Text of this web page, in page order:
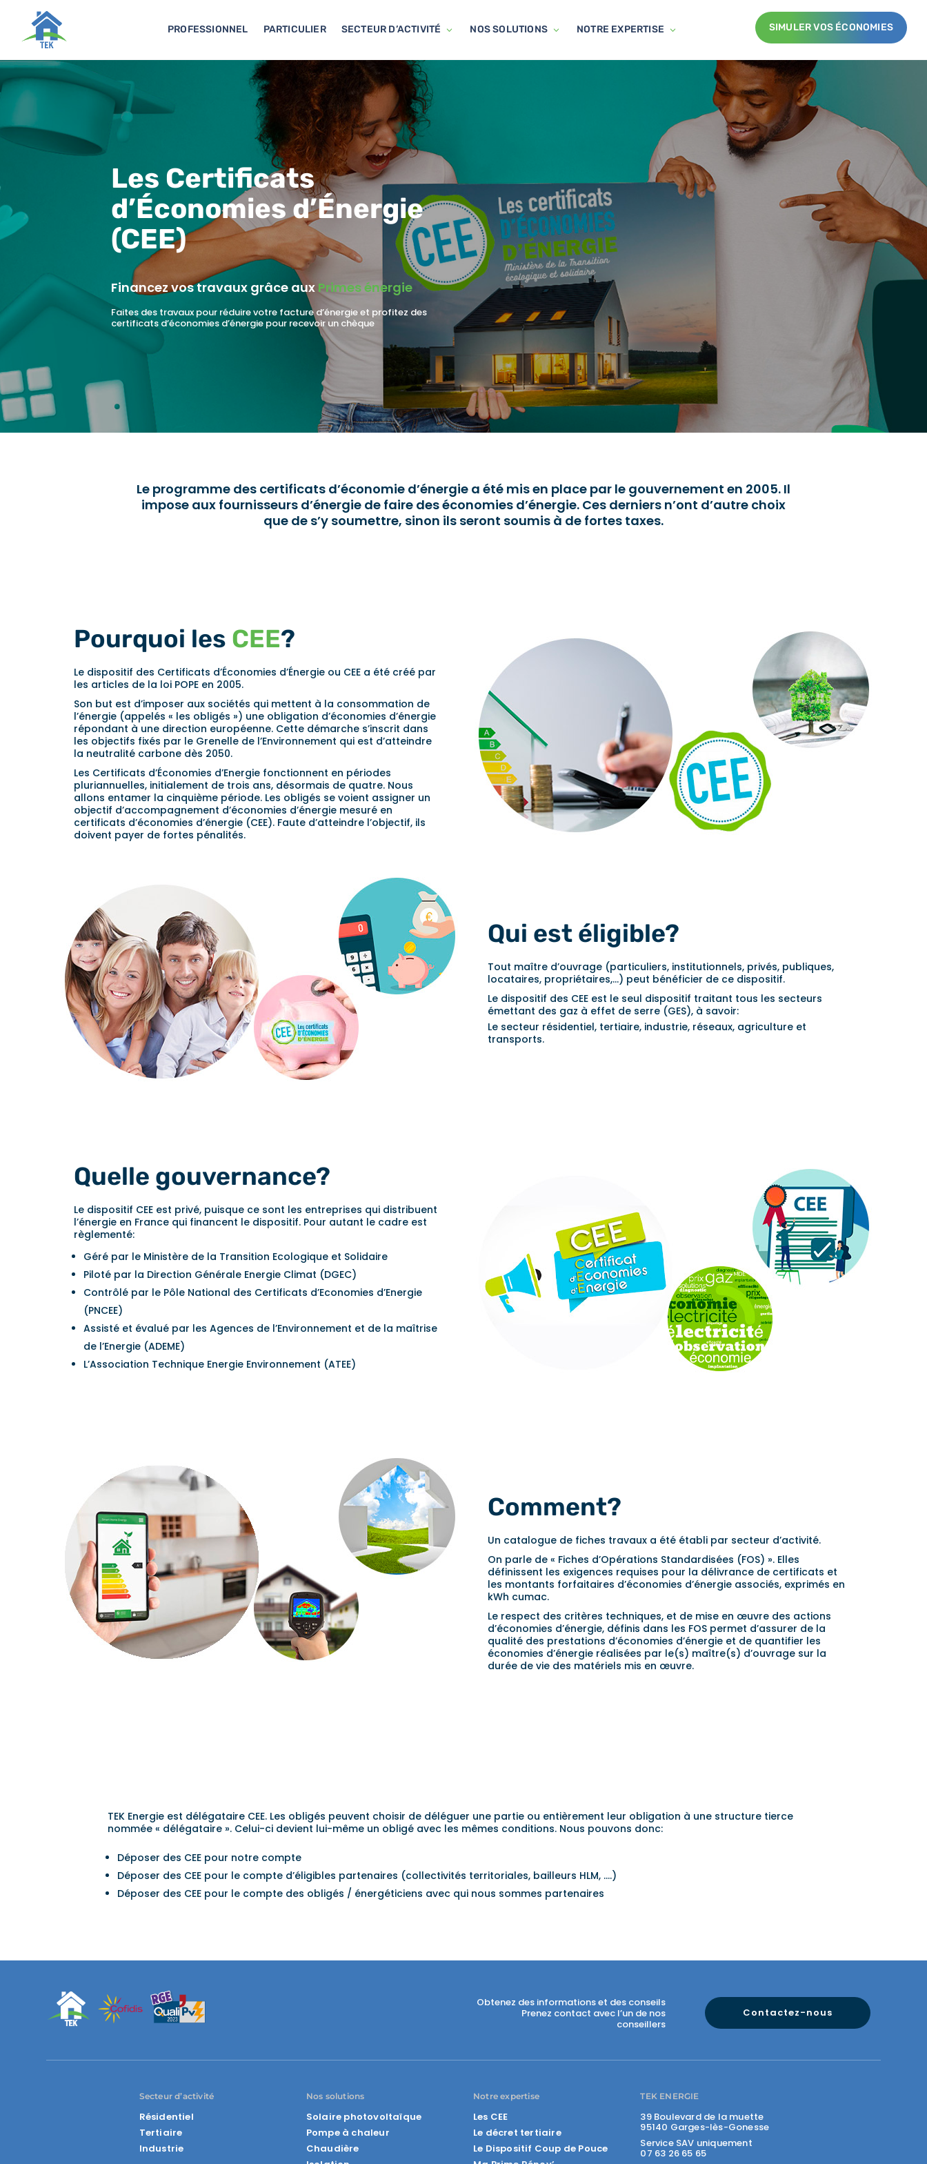
PROFESSIONNEL PARTICULIER SECTEUR D’ACTIVITÉ NOS SOLUTIONS NOTRE EXPERTISE SIMULER VOS ÉCONOMIES
Les Certificats
d’Économies d’Énergie
(CEE)
Financez vos travaux grâce aux Primes énergie
Faites des travaux pour réduire votre facture d’énergie et profitez des
certificats d’économies d’énergie pour recevoir un chèque
Le programme des certificats d’économie d’énergie a été mis en place par le gouvernement en 2005. Il
impose aux fournisseurs d’énergie de faire des économies d’énergie. Ces derniers n’ont d’autre choix
que de s’y soumettre, sinon ils seront soumis à de fortes taxes.
Pourquoi les CEE?
Le dispositif des Certificats d’Économies d’Énergie ou CEE a été créé par
les articles de la loi POPE en 2005.
Son but est d’imposer aux sociétés qui mettent à la consommation de
l’énergie (appelés « les obligés ») une obligation d’économies d’énergie
répondant à une direction européenne. Cette démarche s’inscrit dans
les objectifs fixés par le Grenelle de l’Environnement qui est d’atteindre
la neutralité carbone dès 2050.
Les Certificats d’Économies d’Energie fonctionnent en périodes
pluriannuelles, initialement de trois ans, désormais de quatre. Nous
allons entamer la cinquième période. Les obligés se voient assigner un
objectif d’accompagnement d’économies d’énergie mesuré en
certificats d’économies d’énergie (CEE). Faute d’atteindre l’objectif, ils
doivent payer de fortes pénalités.
Qui est éligible?
Tout maître d’ouvrage (particuliers, institutionnels, privés, publiques,
locataires, propriétaires,…) peut bénéficier de ce dispositif.
Le dispositif des CEE est le seul dispositif traitant tous les secteurs
émettant des gaz à effet de serre (GES), à savoir:
Le secteur résidentiel, tertiaire, industrie, réseaux, agriculture et
transports.
Quelle gouvernance?
Le dispositif CEE est privé, puisque ce sont les entreprises qui distribuent
l’énergie en France qui financent le dispositif. Pour autant le cadre est
règlementé:
Géré par le Ministère de la Transition Ecologique et Solidaire
Piloté par la Direction Générale Energie Climat (DGEC)
Contrôlé par le Pôle National des Certificats d’Economies d’Energie
(PNCEE)
Assisté et évalué par les Agences de l’Environnement et de la maîtrise
de l’Energie (ADEME)
L’Association Technique Energie Environnement (ATEE)
Comment?
Un catalogue de fiches travaux a été établi par secteur d’activité.
On parle de « Fiches d’Opérations Standardisées (FOS) ». Elles
définissent les exigences requises pour la délivrance de certificats et
les montants forfaitaires d’économies d’énergie associés, exprimés en
kWh cumac.
Le respect des critères techniques, et de mise en œuvre des actions
d’économies d’énergie, définis dans les FOS permet d’assurer de la
qualité des prestations d’économies d’énergie et de quantifier les
économies d’énergie réalisées par le(s) maître(s) d’ouvrage sur la
durée de vie des matériels mis en œuvre.
TEK Energie est délégataire CEE. Les obligés peuvent choisir de déléguer une partie ou entièrement leur obligation à une structure tierce
nommée « délégataire ». Celui-ci devient lui-même un obligé avec les mêmes conditions. Nous pouvons donc:
Déposer des CEE pour notre compte
Déposer des CEE pour le compte d’éligibles partenaires (collectivités territoriales, bailleurs HLM, ….)
Déposer des CEE pour le compte des obligés / énergéticiens avec qui nous sommes partenaires
Obtenez des informations et des conseils
Prenez contact avec l’un de nos
conseillers
Contactez-nous
Secteur d’activité
Résidentiel
Tertiaire
Industrie
Nos solutions
Solaire photovoltaïque
Pompe à chaleur
Chaudière
Notre expertise
Les CEE
Le décret tertiaire
Le Dispositif Coup de Pouce
TEK ENERGIE
39 Boulevard de la muette
95140 Garges-lès-Gonesse
Service SAV uniquement
07 63 26 65 65